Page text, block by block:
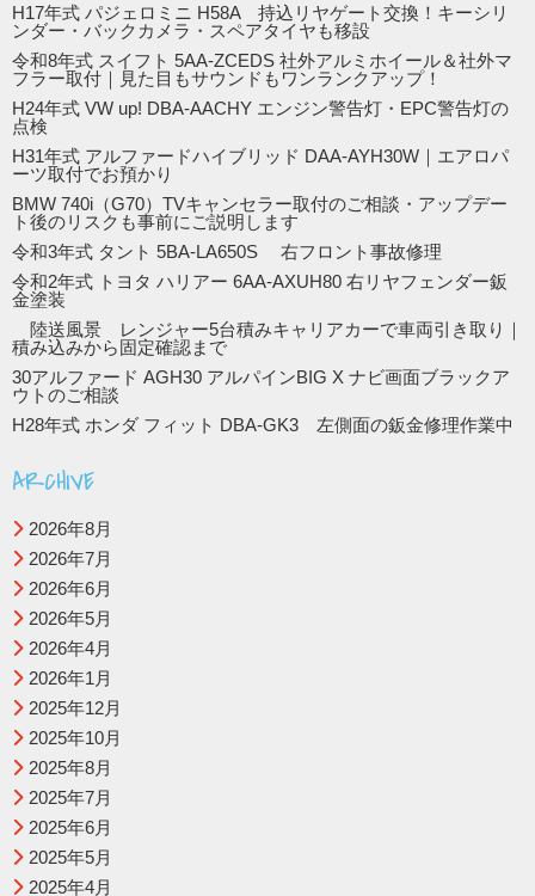
H17年式 パジェロミニ H58A 持込リヤゲート交換！キーシリ
ンダー・バックカメラ・スペアタイヤも移設
令和8年式 スイフト 5AA-ZCEDS 社外アルミホイール＆社外マ
フラー取付｜見た目もサウンドもワンランクアップ！
H24年式 VW up! DBA-AACHY エンジン警告灯・EPC警告灯の
点検
H31年式 アルファードハイブリッド DAA-AYH30W｜エアロパ
ーツ取付でお預かり
BMW 740i（G70）TVキャンセラー取付のご相談・アップデー
ト後のリスクも事前にご説明します
令和3年式 タント 5BA-LA650S 右フロント事故修理
令和2年式 トヨタ ハリアー 6AA-AXUH80 右リヤフェンダー鈑
金塗装
陸送風景 レンジャー5台積みキャリアカーで車両引き取り｜
積み込みから固定確認まで
30アルファード AGH30 アルパインBIG X ナビ画面ブラックア
ウトのご相談
H28年式 ホンダ フィット DBA-GK3 左側面の鈑金修理作業中
ARCHIVE
2026年8月
2026年7月
2026年6月
2026年5月
2026年4月
2026年1月
2025年12月
2025年10月
2025年8月
2025年7月
2025年6月
2025年5月
2025年4月